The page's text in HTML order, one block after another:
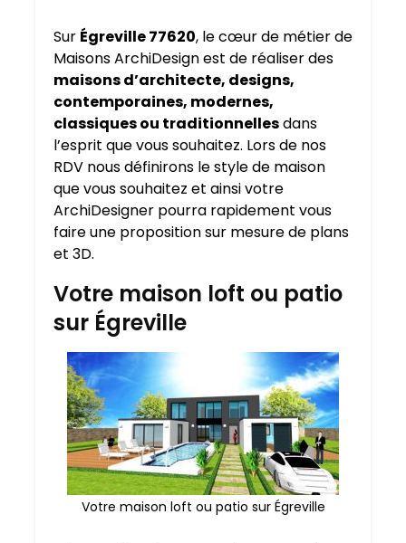
Sur Égreville 77620, le cœur de métier de
Maisons ArchiDesign est de réaliser des
maisons d’architecte, designs,
contemporaines, modernes,
classiques ou traditionnellesdans
l’esprit que vous souhaitez. Lors de nos
RDV nous définirons le style de maison
que vous souhaitez et ainsi votre
ArchiDesigner pourra rapidement vous
faire une proposition sur mesure de plans
et 3D.
Votre maison loft ou patio
sur Égreville
Votre maison loft ou patio sur Égreville